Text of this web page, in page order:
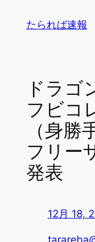
たられば速報
ドラゴ
フビコ
（身
フリー
発表
12月 18,